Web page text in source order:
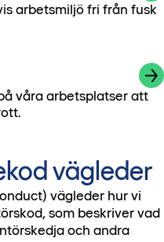
arbetsmiljö fri från fusk
våra arbetsplatser att
vägleder
vägleder hur vi
som beskriver vad
och andra